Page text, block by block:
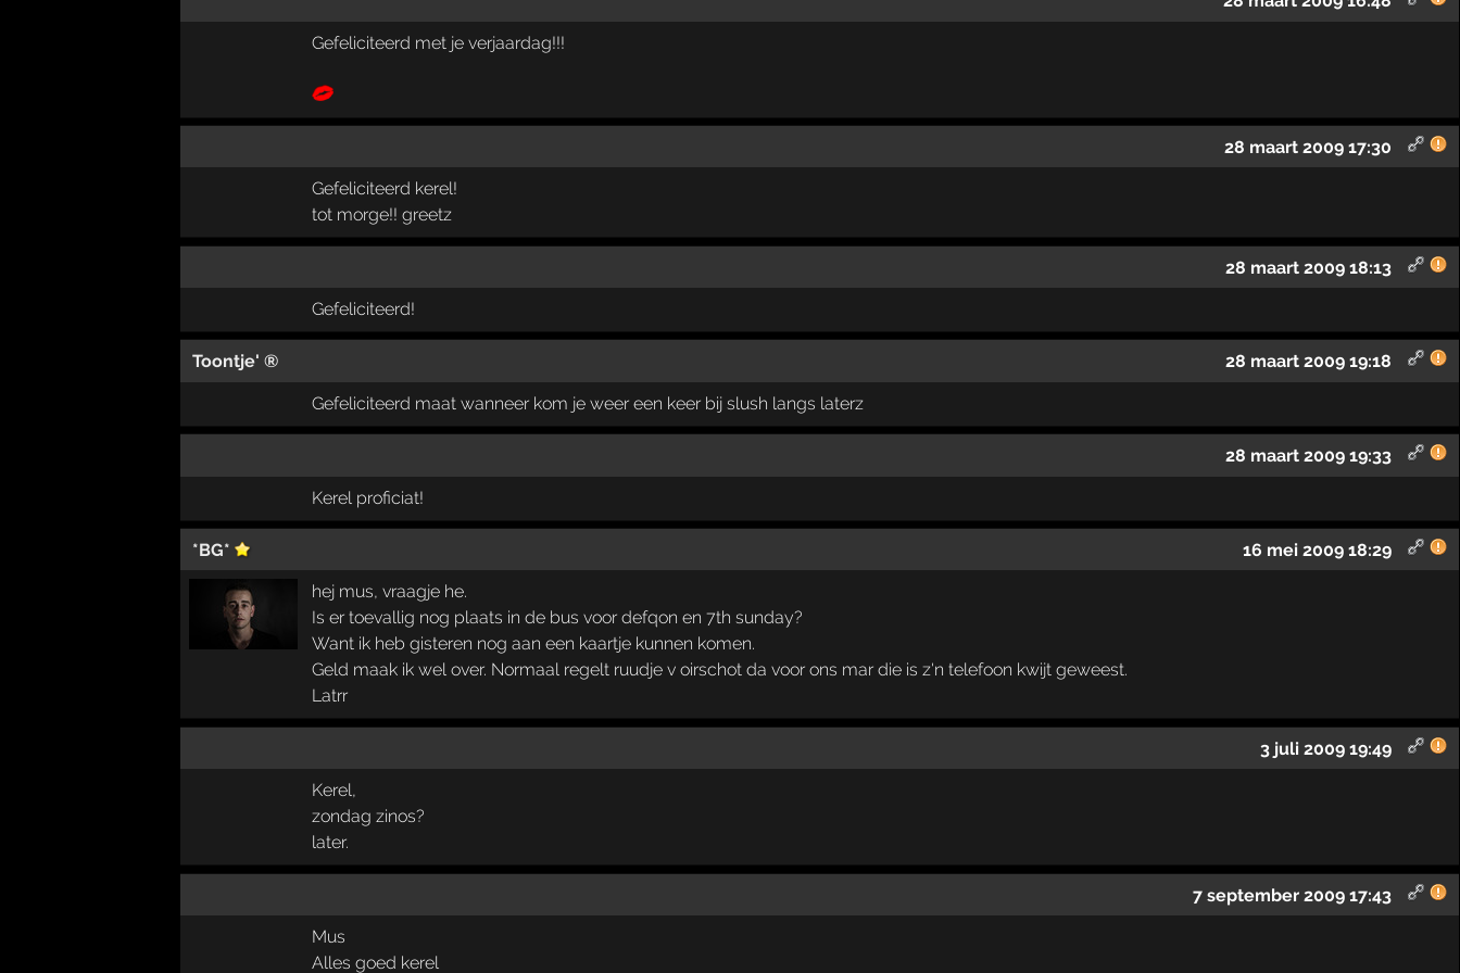
Gefeliciteerd met je verjaardag!!!
28 maart 2009 17:30
Gefeliciteerd kerel!
tot morge!! greetz
28 maart 2009 18:13
Gefeliciteerd!
Toontje' ® 28 maart 2009 19:18
Gefeliciteerd maat wanneer kom je weer een keer bij slush langs laterz
28 maart 2009 19:33
Kerel proficiat!
*BG* 16 mei 2009 18:29
hej mus, vraagje he.
Is er toevallig nog plaats in de bus voor defqon en 7th sunday?
Want ik heb gisteren nog aan een kaartje kunnen komen.
Geld maak ik wel over. Normaal regelt ruudje v oirschot da voor ons mar die is z'n telefoon kwijt geweest.
Latrr
3 juli 2009 19:49
Kerel,
zondag zinos?
later.
7 september 2009 17:43
Mus
Alles goed kerel